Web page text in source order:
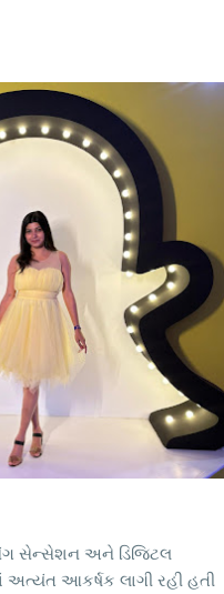
સેન્સેશન અને ડિજિટલ
અત્યંત આકર્ષક લાગી રહી હતી